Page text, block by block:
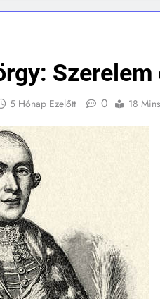
5 Hónap Ezelőtt 0 18 Mins